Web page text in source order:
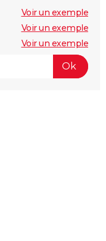
Voir un exemple
Voir un exemple
Voir un exemple